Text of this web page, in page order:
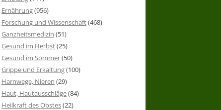
Ernährung(956)
Forschung und Wissenschaft(468)
Ganzheitsmedizin (51)
Gesund im Herbst(25)
Gesund im Sommer(50)
Grippe und Erkältung(100)
Harnwege, Nieren (29)
Haut, Hautausschläge(84)
Heilkraft des Obstes(22)